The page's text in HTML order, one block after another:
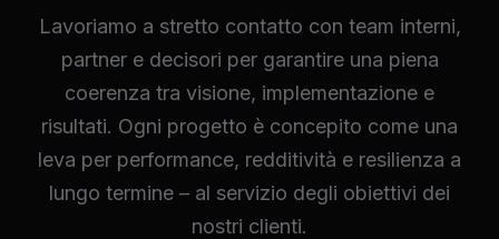
Lavoriamo a stretto contatto con team interni,
partner e decisori per garantire una piena
coerenza tra visione, implementazione e
risultati. Ogni progetto è concepito come una
leva per performance, redditività e resilienza a
lungo termine – al servizio degli obiettivi dei
nostri clienti.